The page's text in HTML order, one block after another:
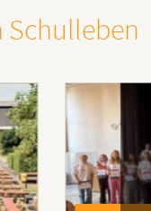
Schulleben